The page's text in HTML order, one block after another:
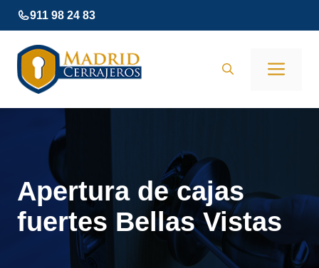
Saltar
al
contenido
911 98 24 83
Apertura de cajas
fuertes Bellas Vistas